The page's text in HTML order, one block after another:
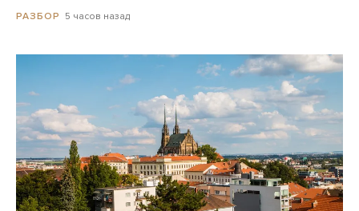
РАЗБОР 5 часов назад